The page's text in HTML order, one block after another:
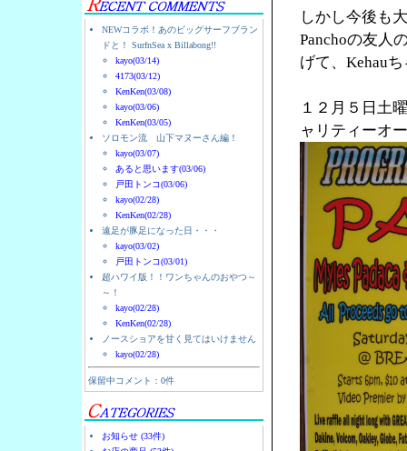
NEWコラボ！あのビッグサーフブラン
ドと！ SurfnSea x Billabong!!
kayo(03/14)
4173(03/12)
KenKen(03/08)
kayo(03/06)
KenKen(03/05)
ソロモン流 山下マヌーさん編！
kayo(03/07)
あると思います(03/06)
戸田トンコ(03/06)
kayo(02/28)
KenKen(02/28)
遠足が豚足になった日・・・
kayo(03/02)
戸田トンコ(03/01)
超ハワイ版！！ワンちゃんのおやつ～
～！
kayo(02/28)
KenKen(02/28)
ノースショアを甘く見てはいけません
kayo(02/28)
保留中コメント：0件
お知らせ (33件)
しかし今後も
Panchoの友人
げて、Kehau
１２月５日土
ャリティーオ